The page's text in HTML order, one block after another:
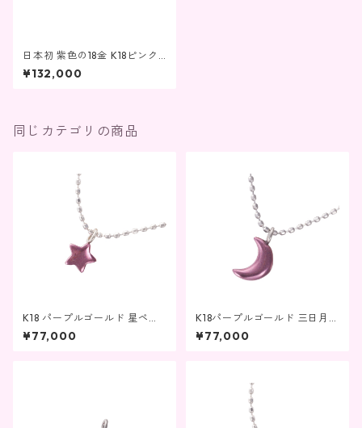
日本初 紫色の18金 K18ピンク
ゴールド・パープルゴールド
ダイヤモンド付きワイヤーネ
¥132,000
同じカテゴリの商品
K18 パープルゴールド 星ペン
ダントK18ネックレス
¥77,000
K18パープルゴールド 三日月ペ
ンダントK18ネックレス
¥77,000